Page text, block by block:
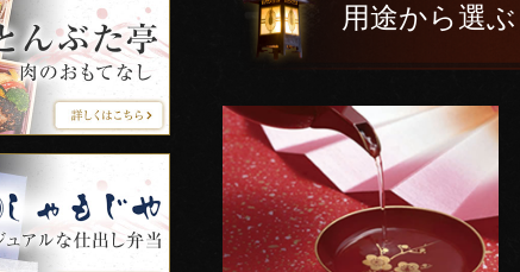
用途から選ぶ